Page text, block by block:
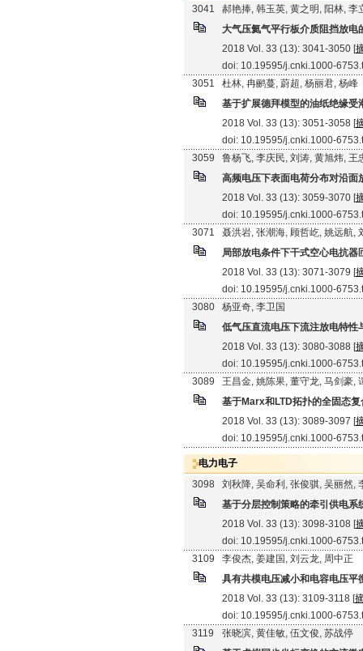
3041
郝艳捧, 韩玉英, 黄之明, 阳林, 李
大气压氦气平行板介质阻挡放电
2018 Vol. 33 (13): 3041-3050 [
doi: 10.19595/j.cnki.1000-
3051
杜林, 冉鹂蔓, 蔚超, 杨丽君, 杨峰
基于扩展德拜模型的油纸绝缘受
2018 Vol. 33 (13): 3051-3058 [
doi: 10.19595/j.cnki.1000-
3059
鲁杨飞, 李庆民, 刘涛, 黄旭炜, 王
高频电压下表面电荷分布对沿面
2018 Vol. 33 (13): 3059-3070 [
doi: 10.19595/j.cnki.1000-
3071
聂洪岩, 张潮海, 顾哲屹, 姚远航,
局部放电条件下干式空心电抗器
2018 Vol. 33 (13): 3071-3079 [
doi: 10.19595/j.cnki.1000-
3080
杨亚奇, 李卫国
低气压直流电压下流注放电特性
2018 Vol. 33 (13): 3080-3088 [
doi: 10.19595/j.cnki.1000-
3089
王昌金, 姚陈果, 董守龙, 马剑豪,
基于Marx和LTD拓扑的全固态
2018 Vol. 33 (13): 3089-3097 [
doi: 10.19595/j.cnki.1000-
电力电子
3098
刘秋降, 吴命利, 张俊骐, 吴丽然,
基于分层控制策略的牵引供电系
2018 Vol. 33 (13): 3098-3108 [
doi: 10.19595/j.cnki.1000-
3109
李俊杰, 姜建国, 刘云龙, 周中正
具有共模电压减小和电容电压平
2018 Vol. 33 (13): 3109-3118 [
doi: 10.19595/j.cnki.1000-
3119
张晓滨, 黄佳敏, 伍文俊, 苏战停